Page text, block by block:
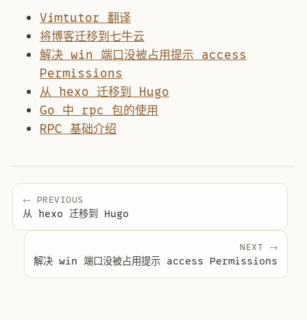
Vimtutor 翻译
将博客迁移到七牛云
解决 win 端口没被占用提示 access
Permissions
从 hexo 迁移到 Hugo
Go 中 rpc 包的使用
RPC 基础介绍
← PREVIOUS
从 hexo 迁移到 Hugo
NEXT →
解决 win 端口没被占用提示 access Permissions